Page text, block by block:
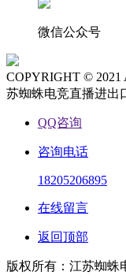
微信公众号
COPYRIGHT © 2021
苏蜘蛛电竞直播进出
QQ咨询
咨询电话
18205206895
在线留言
返回顶部
版权所有：江苏蜘蛛